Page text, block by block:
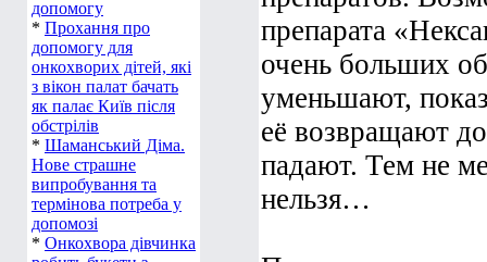
допомогу
* Прохання про
допомогу для
онкохворих дітей, які
з вікон палат бачать
як палає Київ після
обстрілів
* Шаманський Діма.
Нове страшне
випробування та
термінова потреба у
допомозі
* Онкохвора дівчинка
препарата
очень больших
уменьшают,
её возвращают
падают. Тем не
нельзя…